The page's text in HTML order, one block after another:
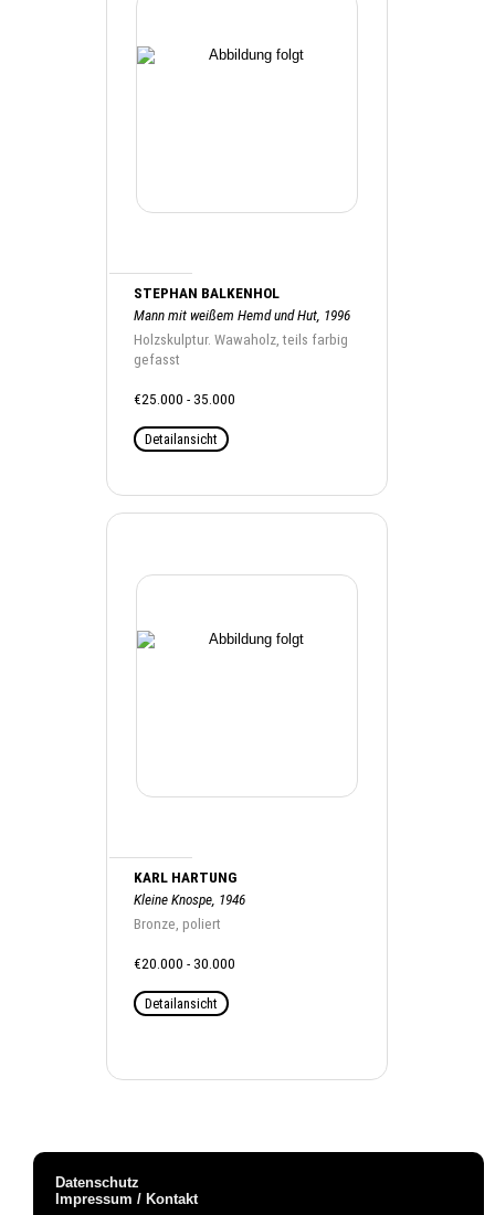
STEPHAN BALKENHOL
Mann mit weißem Hemd und Hut, 1996
Holzskulptur. Wawaholz, teils farbig
gefasst
€25.000 - 35.000
Detailansicht
KARL HARTUNG
Kleine Knospe, 1946
Bronze, poliert
€20.000 - 30.000
Detailansicht
Datenschutz
Impressum / Kontakt